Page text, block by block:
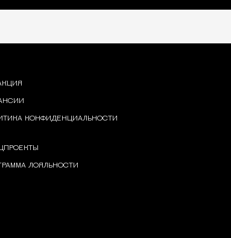
КОНФИДЕНЦИАЛЬНОСТИ
ЛОЯЛЬНОСТИ